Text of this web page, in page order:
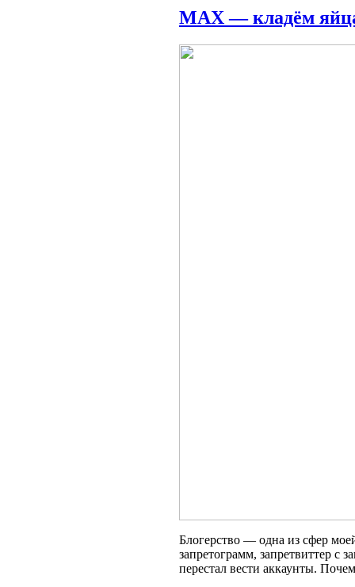
MAX — кладём
Блогерство — одна из сфер
запретограмм, запретвиттер с
перестал вести аккаунты.